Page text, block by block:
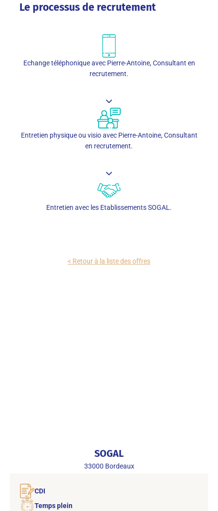
Le processus de recrutement
Echange téléphonique avec Pierre-Antoine, Consultant en
recrutement.
Entretien physique ou visio avec Pierre-Antoine, Consultant
en recrutement.
Entretien avec les Etablissements SOGAL.
< Retour à la liste des offres
SOGAL
33000 Bordeaux
CDI
Temps plein